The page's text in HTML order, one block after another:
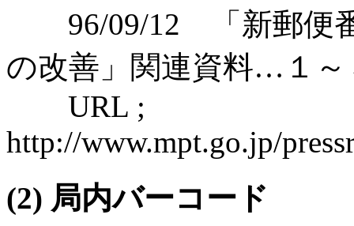
96/09/12 「新郵便番
の改善」関連資料…１～
URL ;
http://www.mpt.go.jp/
(2) 局内バーコード